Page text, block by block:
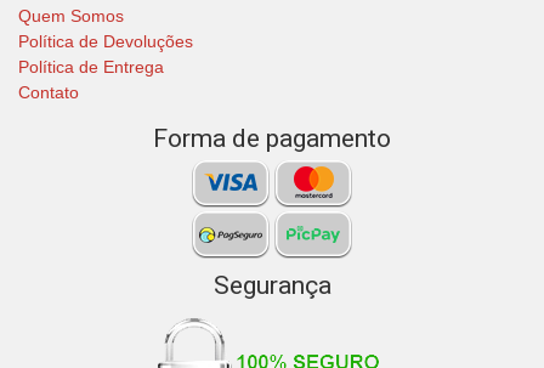
Quem Somos
Política de Devoluções
Política de Entrega
Contato
Forma de pagamento
Segurança